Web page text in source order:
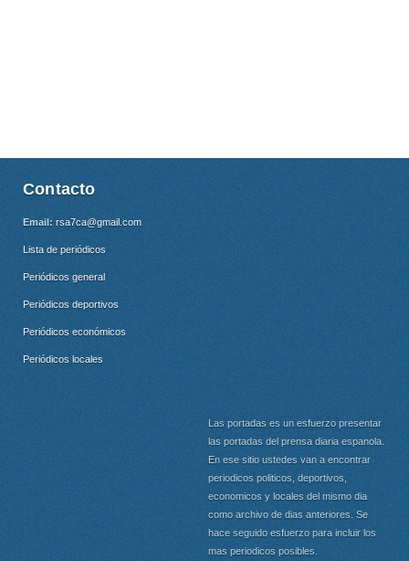
Contacto
Email: rsa7ca@gmail.com
Lista de periódicos
Periódicos general
Periódicos deportivos
Periódicos económicos
Periódicos locales
Las portadas es un esfuerzo presentar
las portadas del prensa diaria espanola.
En ese sitio ustedes van a encontrar
periodicos politicos, deportivos,
economicos y locales del mismo dia
como archivo de dias anteriores. Se
hace seguido esfuerzo para incluir los
mas periodicos posibles.